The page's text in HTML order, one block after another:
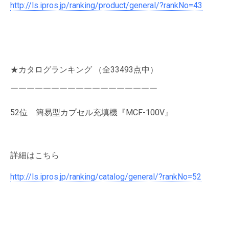
http://ls.ipros.jp/ranking/product/general/?rankNo=43
★カタログランキング （全33493点中）
￣￣￣￣￣￣￣￣￣￣￣￣￣￣￣￣￣￣
52位 簡易型カプセル充填機『MCF-100V』
詳細はこちら
http://ls.ipros.jp/ranking/catalog/general/?rankNo=52